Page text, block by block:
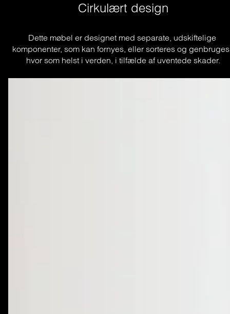
Cirkulært design
Dette møbel er designet med separate, udskiftelige
komponenter, som kan fornyes, eller sorteres og
hvor som helst i verden, i tilfælde af uventede skader.